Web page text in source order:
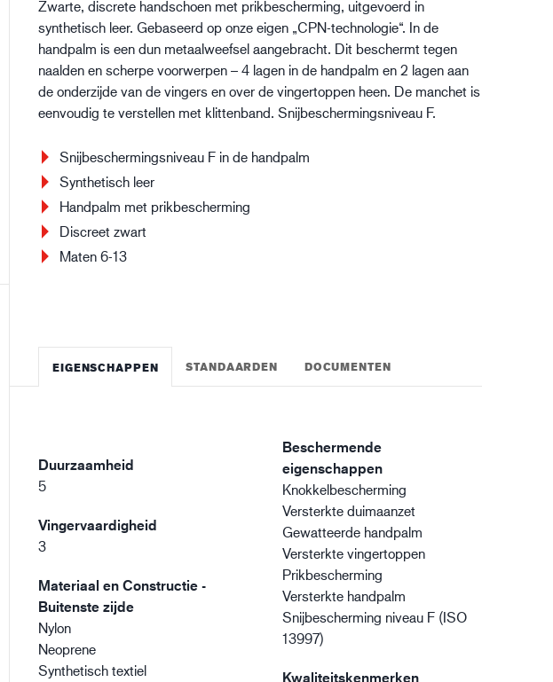
Logistiek
Zwarte, discrete handschoen met prikbescherming, uitgevoerd in
synthetisch leer. Gebaseerd op onze eigen „CPN-technologie“. In de
handpalm is een dun metaalweefsel aangebracht. Dit beschermt tegen
naalden en scherpe voorwerpen – 4 lagen in de handpalm en 2 lagen aan
de onderzijde van de vingers en over de vingertoppen heen. De manchet is
eenvoudig te verstellen met klittenband. Snijbeschermingsniveau F.
Snijbeschermingsniveau F in de handpalm
Synthetisch leer
Handpalm met prikbescherming
Discreet zwart
Maten 6-13
EIGENSCHAPPEN STANDAARDEN DOCUMENTEN
Duurzaamheid
5
Vingervaardigheid
3
Materiaal en Constructie -
Buitenste zijde
Nylon
Neoprene
Synthetisch textiel
Beschermende
eigenschappen
Knokkelbescherming
Versterkte duimaanzet
Gewatteerde handpalm
Versterkte vingertoppen
Prikbescherming
Versterkte handpalm
Snijbescherming niveau F (ISO
13997)
Kwaliteitskenmerken